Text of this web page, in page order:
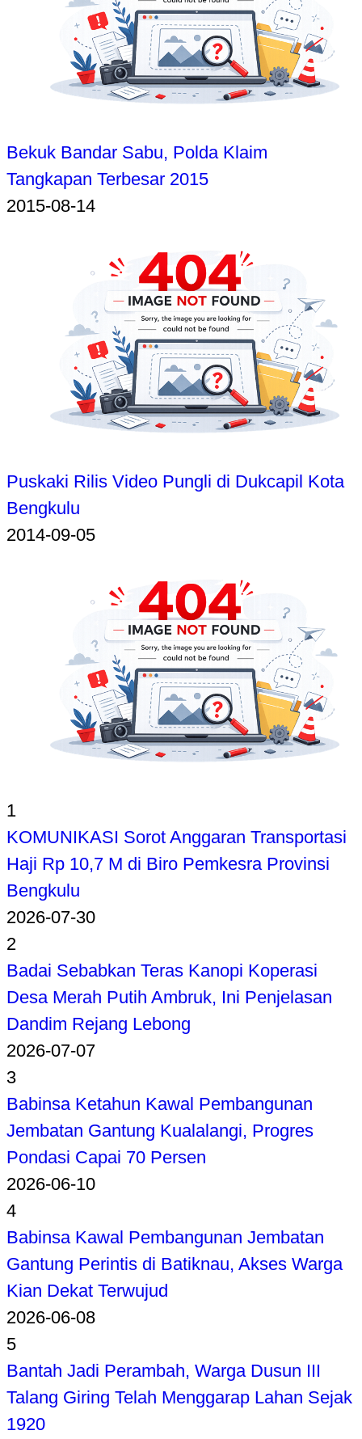
Bekuk Bandar Sabu, Polda Klaim
Tangkapan Terbesar 2015
2015-08-14
Puskaki Rilis Video Pungli di Dukcapil Kota
Bengkulu
2014-09-05
1
KOMUNIKASI Sorot Anggaran Transportasi
Haji Rp 10,7 M di Biro Pemkesra Provinsi
Bengkulu
2026-07-30
2
Badai Sebabkan Teras Kanopi Koperasi
Desa Merah Putih Ambruk, Ini Penjelasan
Dandim Rejang Lebong
2026-07-07
3
Babinsa Ketahun Kawal Pembangunan
Jembatan Gantung Kualalangi, Progres
Pondasi Capai 70 Persen
2026-06-10
4
Babinsa Kawal Pembangunan Jembatan
Gantung Perintis di Batiknau, Akses Warga
Kian Dekat Terwujud
2026-06-08
5
Bantah Jadi Perambah, Warga Dusun III
Talang Giring Telah Menggarap Lahan Sejak
1920